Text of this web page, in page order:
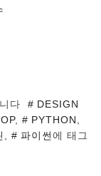
다
DESIGN
, PYTHON
파이썬에 태그